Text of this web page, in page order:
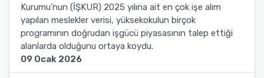
Kurumu’nun (İŞKUR) 2025 yılına ait en çok işe alım
yapılan meslekler verisi, yüksekokulun birçok
programının doğrudan işgücü piyasasının talep ettiği
alanlarda olduğunu ortaya koydu.
09 Ocak 2026